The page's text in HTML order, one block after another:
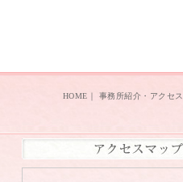
HOME 事務所紹介・アクセス